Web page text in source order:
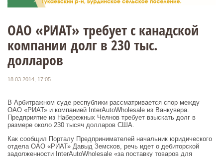
ОАО «РИАТ» требует с канадской
компании долг в 230 тыс.
долларов
18.03.2014, 17:05
В Арбитражном суде республики рассматривается спор между
ОАО «РИАТ» и компанией InterAutoWholesale из Ванкувера.
Предприятие из Набережных Челнов требует взыскать долг в
размере около 230 тысяч долларов США.
Как сообщил Порталу Предпринимателей начальник юридического
отдела ОАО «РИАТ» Давыд Земсков, речь идет о дебиторской
задолженности InterAutoWholesale «за поставку товаров для